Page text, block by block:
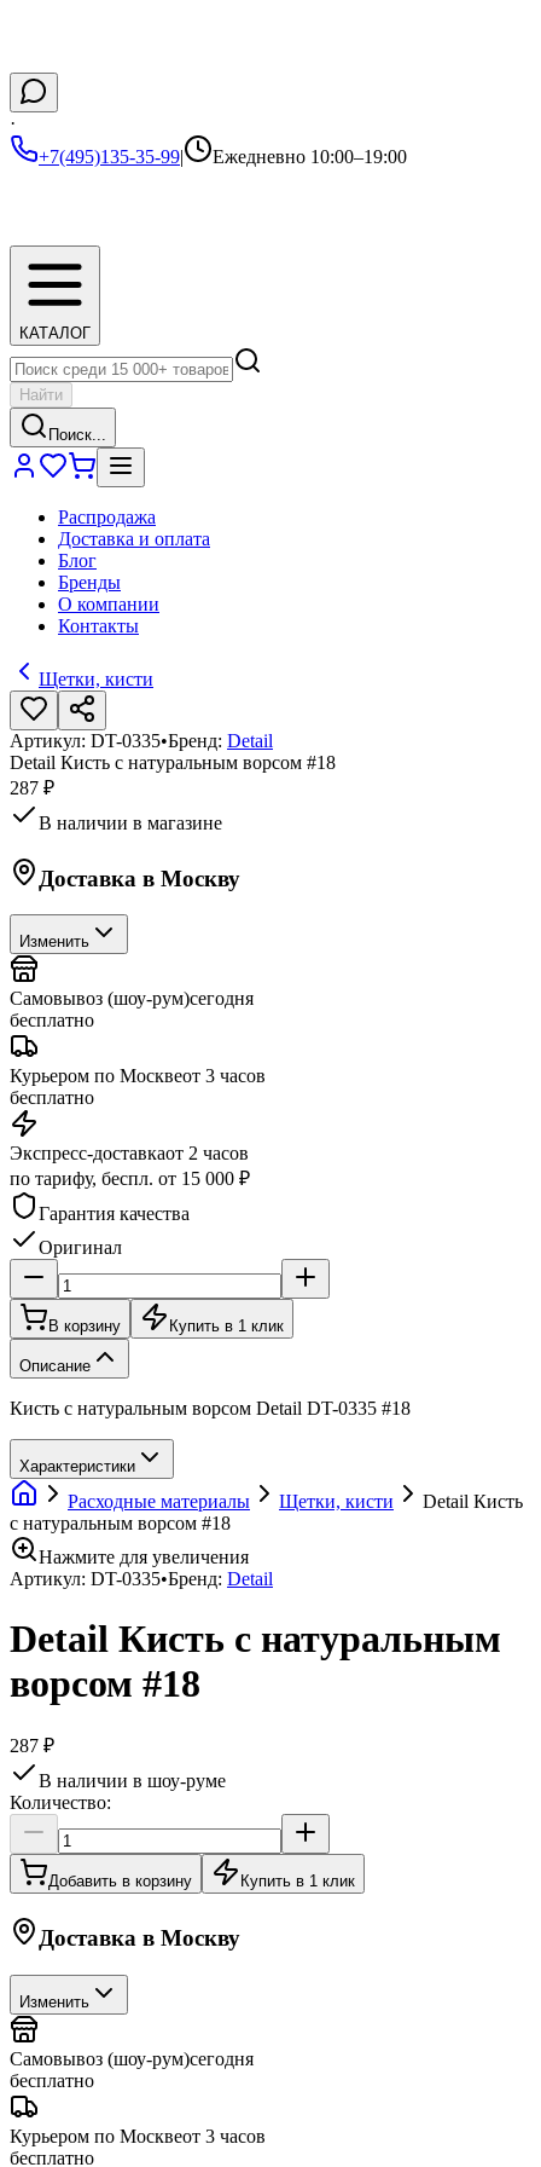
·
+7(495)135-35-99| Ежедневно 10:00–19:00
КАТАЛОГ
Найти
Поиск...
Распродажа
Доставка и оплата
Блог
Бренды
О компании
Контакты
Щетки, кисти
Артикул: DT-0335•Бренд: Detail
Detail Кисть с натуральным ворсом #18
287 ₽
В наличии в магазине
Доставка в Москву
Изменить
Самовывоз (шоу-рум)сегодня
бесплатно
Курьером по Москвеот 3 часов
бесплатно
Экспресс-доставкаот 2 часов
по тарифу, беспл. от 15 000 ₽
Гарантия качества
Оригинал
В корзину Купить в 1 клик
Описание
Кисть с натуральным ворсом Detail DT-0335 #18
Характеристики
Расходные материалы Щетки, кисти
Detail Кисть
с натуральным ворсом #18
Нажмите для увеличения
Артикул: DT-0335•Бренд: Detail
Detail Кисть с натуральным
ворсом #18
287 ₽
В наличии в шоу-руме
Количество:
Добавить в корзину Купить в 1 клик
Доставка в Москву
Изменить
Самовывоз (шоу-рум)сегодня
бесплатно
Курьером по Москвеот 3 часов
бесплатно